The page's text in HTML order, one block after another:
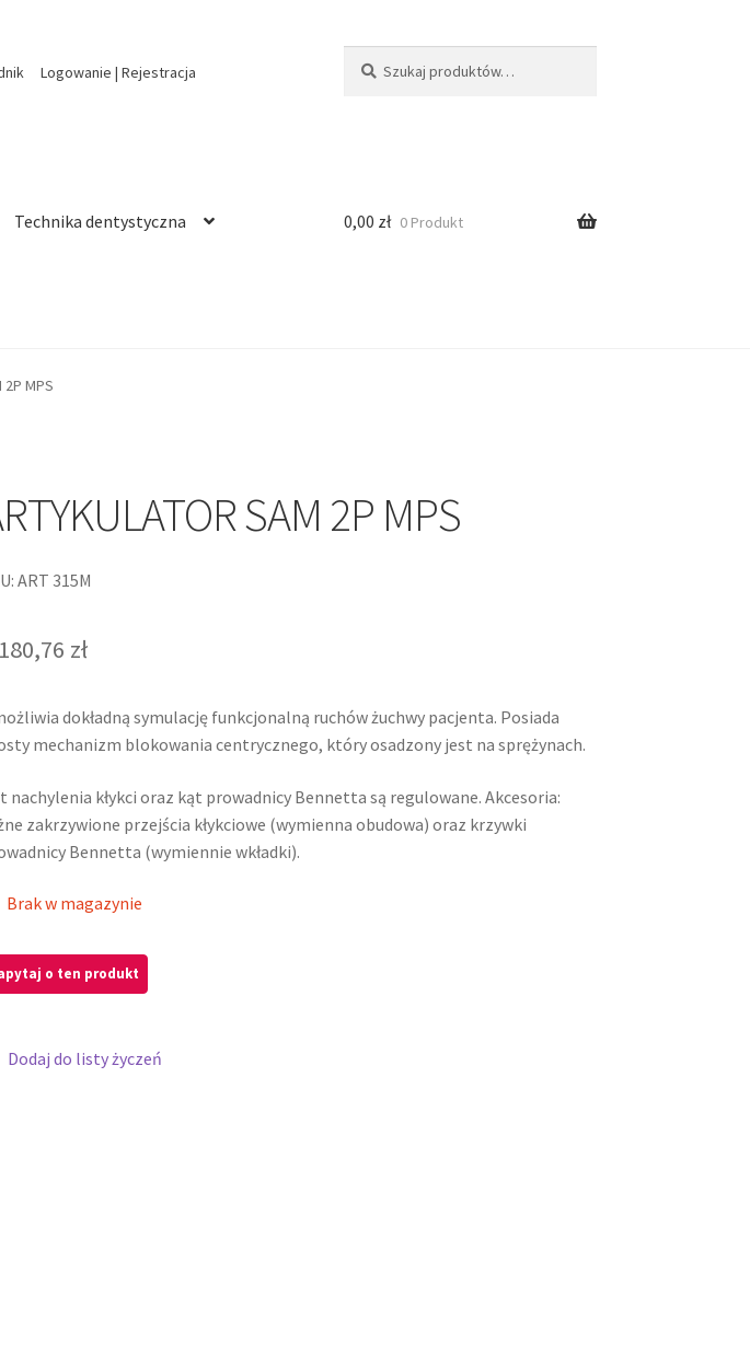
Logowanie | Rejestracja
Technika dentystyczna 0,00 zł 0 Produkt
2P MPS
SAM 2P MPS
ART 315M
zł
dokładną symulację funkcjonalną ruchów żuchwy pacjenta. Posiada
mechanizm blokowania centrycznego, który osadzony jest na sprężynach.
nachylenia kłykci oraz kąt prowadnicy Bennetta są regulowane. Akcesoria:
zakrzywione przejścia kłykciowe (wymienna obudowa) oraz krzywki
Bennetta (wymiennie wkładki).
Brak w magazynie
Dodaj do listy życzeń